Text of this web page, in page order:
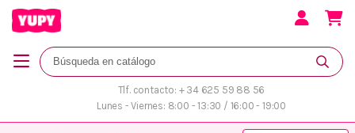
Tlf. contacto: + 34 625 59 88 56
Lunes - Viernes: 8:00 - 13:30 / 16:00 - 19:00